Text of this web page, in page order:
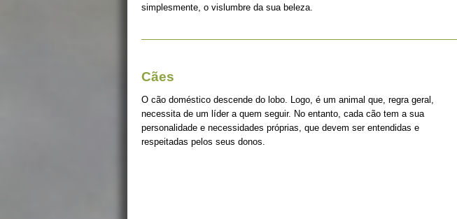
simplesmente, o vislumbre da sua beleza.
Cães
O cão doméstico descende do lobo. Logo, é um animal que, regra geral,
necessita de um líder a quem seguir. No entanto, cada cão tem a sua
personalidade e necessidades próprias, que devem ser entendidas e
respeitadas pelos seus donos.